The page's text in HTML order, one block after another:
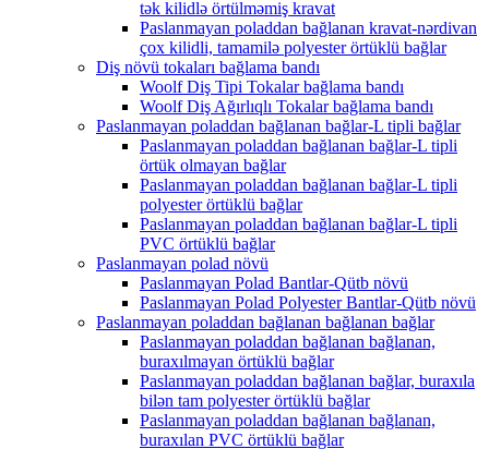
tək kilidlə örtülməmiş kravat
Paslanmayan poladdan bağlanan kravat-nərdivan
çox kilidli, tamamilə polyester örtüklü bağlar
Diş növü tokaları bağlama bandı
Woolf Diş Tipi Tokalar bağlama bandı
Woolf Diş Ağırlıqlı Tokalar bağlama bandı
Paslanmayan poladdan bağlanan bağlar-L tipli bağlar
Paslanmayan poladdan bağlanan bağlar-L tipli
örtük olmayan bağlar
Paslanmayan poladdan bağlanan bağlar-L tipli
polyester örtüklü bağlar
Paslanmayan poladdan bağlanan bağlar-L tipli
PVC örtüklü bağlar
Paslanmayan polad növü
Paslanmayan Polad Bantlar-Qütb növü
Paslanmayan Polad Polyester Bantlar-Qütb növü
Paslanmayan poladdan bağlanan bağlanan bağlar
Paslanmayan poladdan bağlanan bağlanan,
buraxılmayan örtüklü bağlar
Paslanmayan poladdan bağlanan bağlar, buraxıla
bilən tam polyester örtüklü bağlar
Paslanmayan poladdan bağlanan bağlanan,
buraxılan PVC örtüklü bağlar